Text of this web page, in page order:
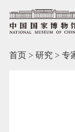
首页> 研究 > 专